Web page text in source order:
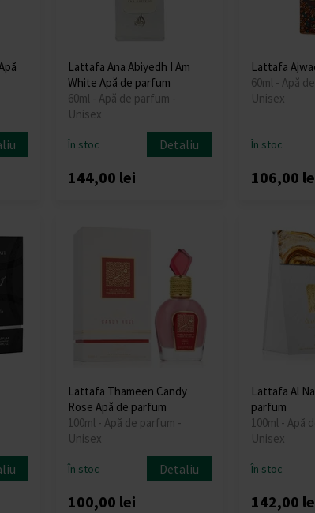
Lattafa Ana Abiyedh I Am
White Apă de parfum
60ml - Apă de parfum -
Unisex
În stoc Detaliu
144,00 lei
Lattafa
60ml - Apă
Unisex
În stoc
106,00
Lattafa Thameen Candy
Rose Apă de parfum
100ml - Apă de parfum -
Unisex
În stoc Detaliu
100,00 lei
Lattafa Al
parfum
100ml - Apă
Unisex
În stoc
142,00